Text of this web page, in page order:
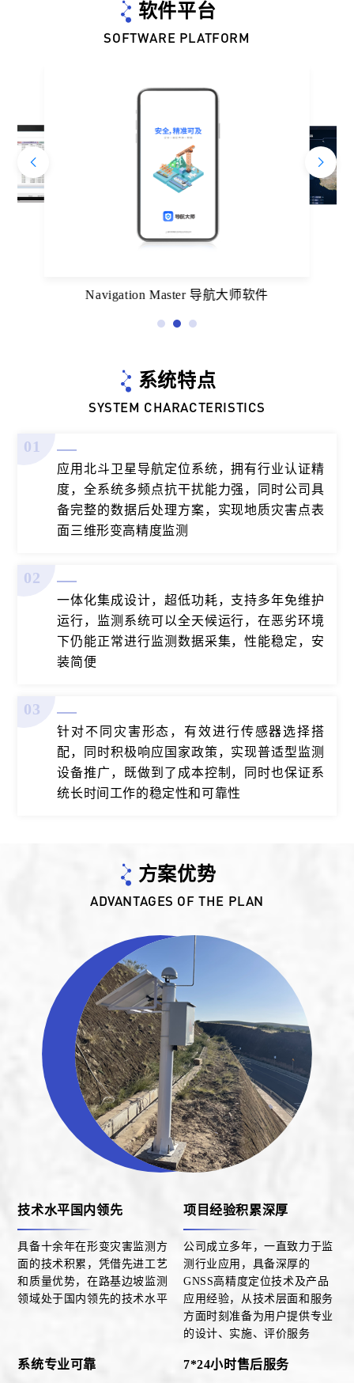
软件平台
SOFTWARE PLATFORM
Navigation Master 导航大师软件
系统特点
SYSTEM CHARACTERISTICS
01
应用北斗卫星导航定位系统，拥有行业认证精
度，全系统多频点抗干扰能力强，同时公司具
备完整的数据后处理方案，实现地质灾害点表
面三维形变高精度监测
02
一体化集成设计，超低功耗，支持多年免维护
运行，监测系统可以全天候运行，在恶劣环境
下仍能正常进行监测数据采集，性能稳定，安
装简便
03
针对不同灾害形态，有效进行传感器选择搭
配，同时积极响应国家政策，实现普适型监测
设备推广，既做到了成本控制，同时也保证系
统长时间工作的稳定性和可靠性
方案优势
ADVANTAGES OF THE PLAN
技术水平国内领先
具备十余年在形变灾害监测方
面的技术积累，凭借先进工艺
和质量优势，在路基边坡监测
领域处于国内领先的技术水平
项目经验积累深厚
公司成立多年，一直致力于监
测行业应用，具备深厚的
GNSS高精度定位技术及产品
应用经验，从技术层面和服务
方面时刻准备为用户提供专业
的设计、实施、评价服务
系统专业可靠 7*24小时售后服务